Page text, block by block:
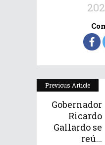
Previous Article
Gobernador
Ricardo
Gallardo se
reú...